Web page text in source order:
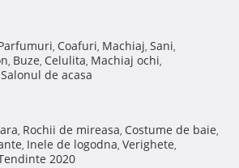
, Coafuri, Machiaj, Sani,
, Buze, Celulita, Machiaj ochi,
Salonul de acasa
, Rochii de mireasa, Costume de baie,
, Inele de logodna, Verighete,
2020